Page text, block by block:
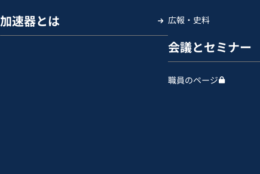
加速器とは 広報・史料
会議とセミナー
職員のページ